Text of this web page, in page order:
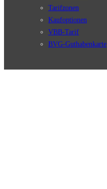
Tarifzonen
Kaufoptionen
VBB-Tarif
BVG-Guthabenkarte